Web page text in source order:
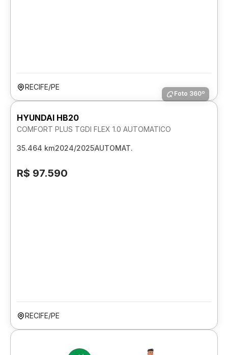
RECIFE/PE
Foto 360º
HYUNDAI HB20
COMFORT PLUS TGDI FLEX 1.0 AUTOMATICO
35.464 km2024/2025AUTOMAT.
R$ 97.590
RECIFE/PE